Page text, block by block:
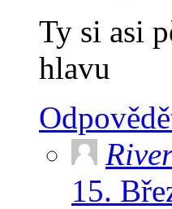
Ty si asi
hlavu
15.